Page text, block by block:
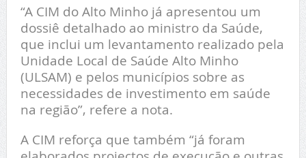
“A CIM do Alto Minho já apresentou um
dossiê detalhado ao ministro da Saúde,
que inclui um levantamento realizado pela
Unidade Local de Saúde Alto Minho
(ULSAM) e pelos municípios sobre as
necessidades de investimento em saúde
na região”, refere a nota.
A CIM reforça que também “já foram